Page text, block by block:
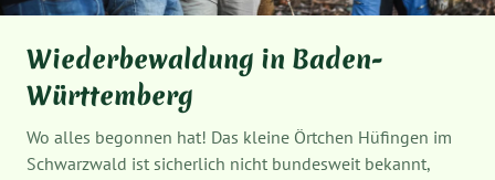
Wiederbewaldung in Baden-
Württemberg
Wiederbewaldung in Baden-
Württemberg
Wo alles begonnen hat! Das kleine Örtchen Hüfingen im
Schwarzwald ist sicherlich nicht bundesweit bekannt,